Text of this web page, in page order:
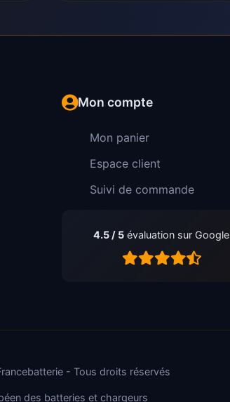
Mon compte
Mon panier
Espace client
Suivi de commande
4.5 / 5 évaluation sur Google
- Tous droits réservés
des batteries et chargeurs